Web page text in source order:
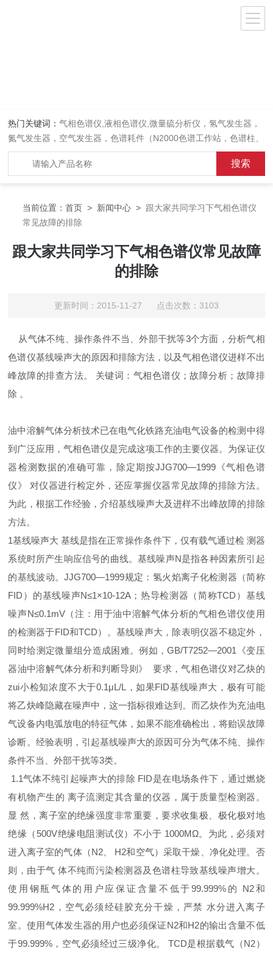
热门关键词：气相色谱仪,液相色谱仪,微量硫分析仪，氢气发生器，
氮气发生器，空气发生器，色谱耗件（N2000色谱工作站，色谱柱、
阀件、进样器、色谱担体），顶空进样器，热解析仪，紫外分光光度
计，原子吸收分光光度计，傅立叶红外光谱仪，分析天平等常规实验
当前位置：首页 > 新闻中心 > 跟大家共同学习下气相色谱仪
常见故障的排除
跟大家共同学习下气相色谱仪常见故障
的排除
更新时间：2015-11-27 点击次数：3103
从气体不纯、操作条件不当、外部干扰等3个方面，分析气相
色谱仪基线噪声大的原因和排除方法，以及气相色谱仪进样不出
峰故障的排查方法。 关键词：气相色谱仪；故障分析；故障排
除 。
油中溶解气体分析技术已在电气化铁路充油电气设备的检测中得
到广泛应用，气相色谱仪是完成这项工作的主要仪器。为保证仪
器检测数据的准确可靠，除定期按JJG700—1999《气相色谱
仪》 对仪器进行检定外，还应掌握仪器常见故障的排除方法。
为此，根据工作经验，介绍基线噪声大及进样不出峰故障的排除
方法。
1基线噪声大 基线是指在正常操作条件下，仅有载气通过检 测器
系统时所产生响应信号的曲线。基线噪声N是指各种因素所引起
的基线波动。JJG700—1999规定：氢火焰离子化检测器（简称
FID）的基线噪声N≤1×10-12A；热导检测器（简称TCD）基线
噪声N≤0.1mV（注：用于油中溶解气体分析的气相色谱仪使用
的检测器于FID和TCD）。基线噪声大，除表明仪器不稳定外，
同时给测定微量组分造成困难。例如，GB/T7252—2001《变压
器油中溶解气体分析和判断导则》 要求，气相色谱仪对乙炔的
zui小检知浓度不大于0.1μL/L，如果FID基线噪声大，极有可能
将乙炔峰隐藏在噪声中，这一指标很难达到。而乙炔作为充油电
气设备内电弧放电的特征气体，如果不能准确检出，将贻误故障
诊断。经验表明，引起基线噪声大的原因可分为气体不纯、操作
条件不当、外部干扰等3类。
1.1气体不纯引起噪声大的排除 FID是在电场条件下，通过燃烧
有机物产生的 离子流测定其含量的仪器，属于质量型检测器。
显 然，离子室的绝缘强度非常重要，要求收集极、极化极对地
绝缘（500V绝缘电阻测试仪）不小于 1000MΩ。为此，必须对
进入离子室的气体（N2、 H2和空气）采取干燥、净化处理。否
则，由于气 体不纯而污染检测器及色谱柱导致基线噪声增大。
使用钢瓶气体的用户应保证含量不低于99.999%的 N2和
99.999%H2，空气必须经硅胶充分干燥，严禁 水分进入离子
室。使用气体发生器的用户也必须保证N2和H2的输出含量不低
于99.999%，空气必须经过三级净化。 TCD是根据载气（N2）